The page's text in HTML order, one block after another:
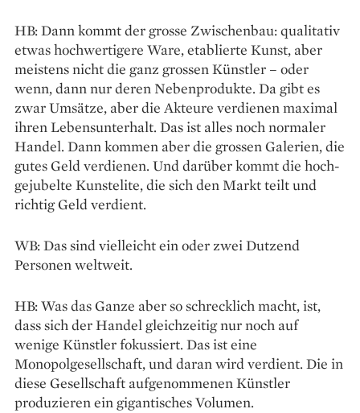
HB: Dann kommt der grosse Zwischenbau: qualitativ
etwas hochwertigere Ware, etablierte Kunst, aber
meistens nicht die ganz grossen Künstler – oder
wenn, dann nur deren Nebenprodukte. Da gibt es
zwar Umsätze, aber die Akteure verdienen maximal
ihren Lebens­unterhalt. Das ist alles noch normaler
Handel. Dann kommen aber die grossen Galerien, die
gutes Geld verdienen. Und darüber kommt die hoch­
gejubelte Kunstelite, die sich den Markt teilt und
richtig Geld verdient.
WB: Das sind vielleicht ein oder zwei Dutzend
Personen weltweit.
HB: Was das Ganze aber so schrecklich macht, ist,
dass sich der Handel gleichzeitig nur noch auf
wenige Künstler fokussiert. Das ist eine
Monopolgesellschaft, und daran wird verdient. Die in
diese Gesellschaft aufgenommenen Künstler
produzieren ein gigantisches Volumen.